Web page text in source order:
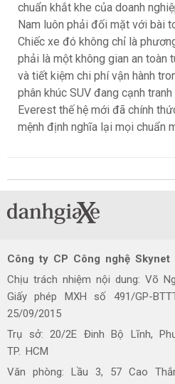
chuẩn khắt khe của doanh
Nam luôn phải đối mặt với bài
Chiếc xe đó không chỉ là
phải là một không gian an toàn
và tiết kiệm chi phí vận hành
phân khúc SUV đang cạnh
Everest thế hệ mới đã chính
mệnh định nghĩa lại mọi chuẩn
Công ty CP Công nghệ Skynet
Chịu trách nhiệm nội dung: Võ
Giấy phép MXH số 491/GP-
25/09/2015
Trụ sở: 20/2E Đinh Bộ Lĩnh,
TP. HCM
Văn phòng: Lầu 3, 57 Cao